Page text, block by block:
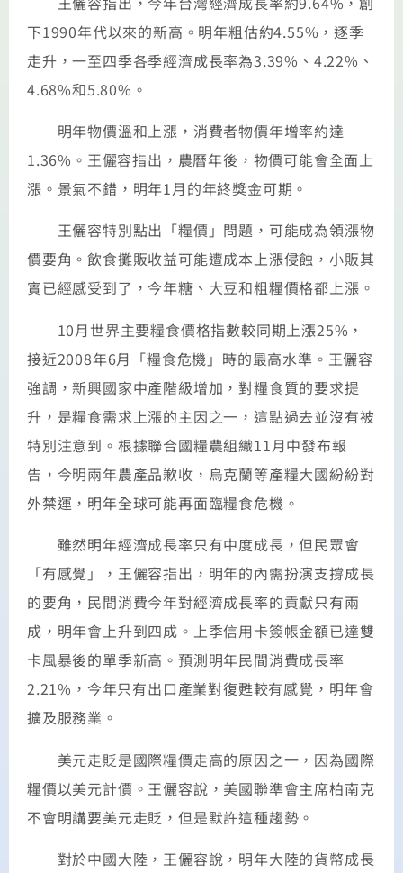
下1990年代以來的新高。明年粗估約4.55%，逐季
走升，一至四季各季經濟成長率為3.39%、4.22%、
4.68%和5.80%。
明年物價溫和上漲，消費者物價年增率約達
1.36%。王儷容指出，農曆年後，物價可能會全面上
漲。景氣不錯，明年1月的年終獎金可期。
王儷容特別點出「糧價」問題，可能成為領漲物
價要角。飲食攤販收益可能遭成本上漲侵蝕，小販其
實已經感受到了，今年糖、大豆和粗糧價格都上漲。
10月世界主要糧食價格指數較同期上漲25%，
接近2008年6月「糧食危機」時的最高水準。王儷容
強調，新興國家中產階級增加，對糧食質的要求提
升，是糧食需求上漲的主因之一，這點過去並沒有被
特別注意到。根據聯合國糧農組織11月中發布報
告，今明兩年農產品歉收，烏克蘭等產糧大國紛紛對
外禁運，明年全球可能再面臨糧食危機。
雖然明年經濟成長率只有中度成長，但民眾會
「有感覺」，王儷容指出，明年的內需扮演支撐成長
的要角，民間消費今年對經濟成長率的貢獻只有兩
成，明年會上升到四成。上季信用卡簽帳金額已達雙
卡風暴後的單季新高。預測明年民間消費成長率
2.21%，今年只有出口產業對復甦較有感覺，明年會
擴及服務業。
美元走貶是國際糧價走高的原因之一，因為國際
糧價以美元計價。王儷容說，美國聯準會主席柏南克
不會明講要美元走貶，但是默許這種趨勢。
對於中國大陸，王儷容說，明年大陸的貨幣成長